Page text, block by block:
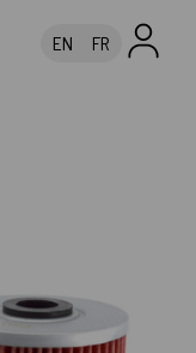
EN FR